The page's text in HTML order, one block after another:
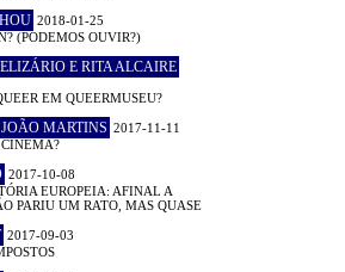
2018-01-25
(PODEMOS OUVIR?)
E RITA ALCAIRE
EM QUEERMUSEU?
MARTINS 2017-11-11
CINEMA?
2017-10-08
EUROPEIA: AFINAL A
PARIU UM RATO, MAS QUASE
2017-09-03